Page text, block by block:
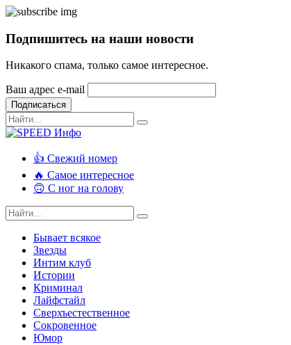
Подпишитесь на наши новости
Никакого спама, только самое интересное.
Ваш адрес e-mail
Подписаться
👍 Свежий номер
🔥 Самое интересное
🙃 С ног на голову
Бывает всякое
Звезды
Интим клуб
Истории
Криминал
Лайфстайл
Сверхъестественное
Сокровенное
Юмор